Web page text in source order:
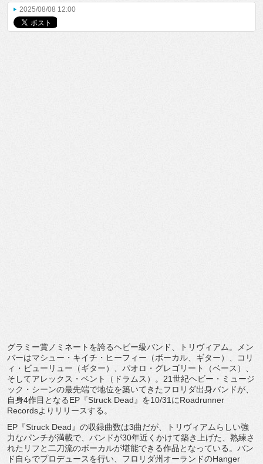
2025/08/08 12:00
グラミー賞ノミネートを誇るヘビー級バンド、トリヴィアム。
メン
バーはマシュー・キイチ・ヒーフィー（ボーカル、ギター）、
コリ
ィ・ビューリュー（ギター）、パオロ・グレゴリート（ベース）、
そしてアレックス・ベント（ドラムス）。 21世紀ヘビー・ミュージ
ック・ シーンの最先端で地位を築いてきたフロリダ出身バンドが、
自身4作目となるEP『Struck Dead』を10/31にRoadrunner
Recordsよりリリースする。
EP『Struck Dead』の収録曲数は3曲だが、
トリヴィアムらしい強
力なパンチが満載で、 バンドが30年近くかけて築き上げた、 熟練さ
れたリフと二刀流のボーカルが堪能できる作品となっている 。バン
ド自らでプロデュースを行い、 フロリダ州オーランドのHanger